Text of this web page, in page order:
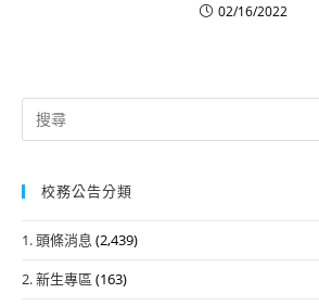
02/16/2022
Search
for:
校務公告分類
1. 頭條消息 (2,439)
2. 新生專區 (163)